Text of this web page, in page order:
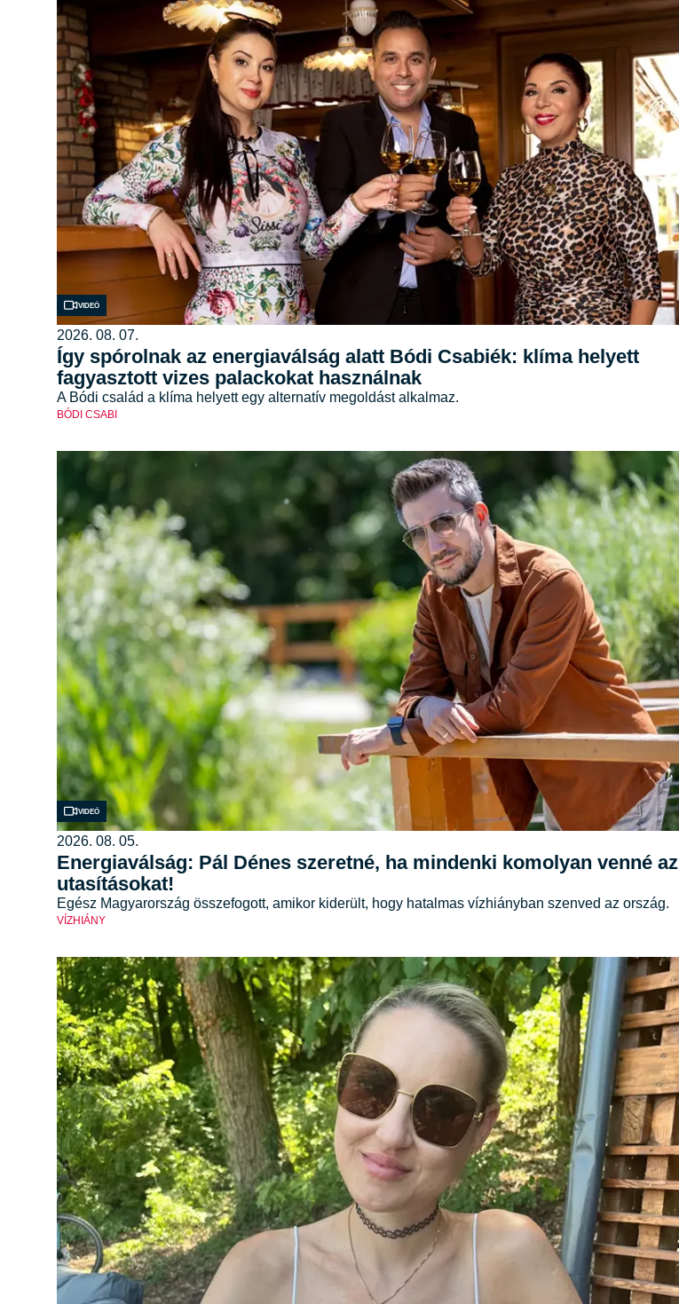
Videó
2026. 08. 07.
Így spórolnak az energiaválság alatt Bódi Csabiék: klíma helyett
fagyasztott vizes palackokat használnak
A Bódi család a klíma helyett egy alternatív megoldást alkalmaz.
BÓDI CSABI
Videó
2026. 08. 05.
Energiaválság: Pál Dénes szeretné, ha mindenki komolyan venné az
utasításokat!
Egész Magyarország összefogott, amikor kiderült, hogy hatalmas vízhiányban szenved az ország.
VÍZHIÁNY